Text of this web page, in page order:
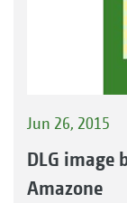
Jun 26, 2015
DLG image
Amazone